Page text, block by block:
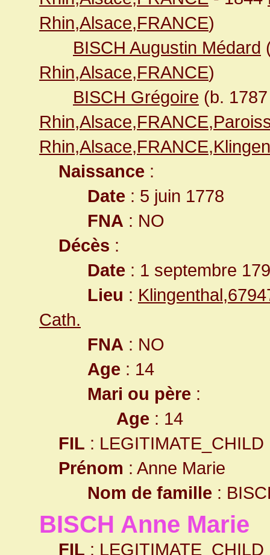
Rhin,Alsace,FRANCE)
BISCH Augustin Médard
Rhin,Alsace,FRANCE)
BISCH Grégoire (b.
Naissance :
Date : 5 juin 1778
FNA : NO
Décès :
Date : 1 septembre
Lieu :
Cath.
FNA : NO
Age : 14
Mari ou père :
Age : 14
FIL : LEGITIMATE_CHILD
Prénom : Anne Marie
Nom de famille :
BISCH Anne Marie
FIL : LEGITIMATE_CHILD